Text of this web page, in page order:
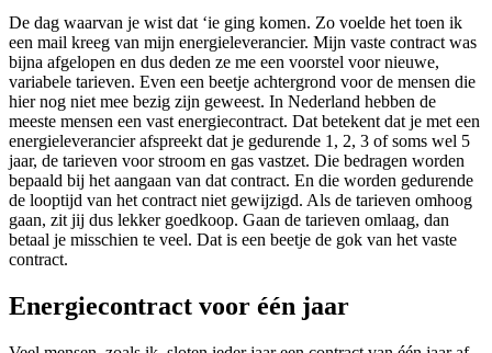
De dag waarvan je wist dat ‘ie ging komen. Zo voelde het toen ik
een mail kreeg van mijn energieleverancier. Mijn vaste contract was
bijna afgelopen en dus deden ze me een voorstel voor nieuwe,
variabele tarieven. Even een beetje achtergrond voor de mensen die
hier nog niet mee bezig zijn geweest. In Nederland hebben de
meeste mensen een vast energiecontract. Dat betekent dat je met een
energieleverancier afspreekt dat je gedurende 1, 2, 3 of soms wel 5
jaar, de tarieven voor stroom en gas vastzet. Die bedragen worden
bepaald bij het aangaan van dat contract. En die worden gedurende
de looptijd van het contract niet gewijzigd. Als de tarieven omhoog
gaan, zit jij dus lekker goedkoop. Gaan de tarieven omlaag, dan
betaal je misschien te veel. Dat is een beetje de gok van het vaste
contract.
Energiecontract voor één jaar